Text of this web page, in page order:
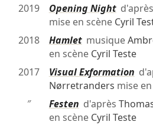
2019
Opening Nightd'après
mise en scène Cyril
2018
Hamletmusique
en scène Cyril Teste
2017
Visual Exformation
Nørretranders mise
″
Festen d'après
en scène Cyril Teste